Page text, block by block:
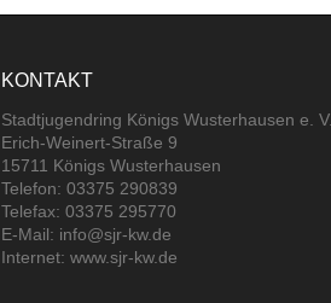
KONTAKT
Stadtjugendring Königs Wusterhausen e. V.
Erich-Weinert-Straße 9
15711 Königs Wusterhausen
Telefon: 03375 290839
Telefax: 03375 295770
E-Mail: info@sjr-kw.de
Internet: www.sjr-kw.de